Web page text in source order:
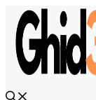
Sari
conținut